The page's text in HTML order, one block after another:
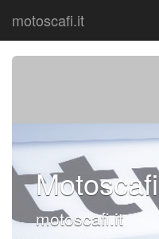
motoscafi.it
Motoscafi
motoscafi.it